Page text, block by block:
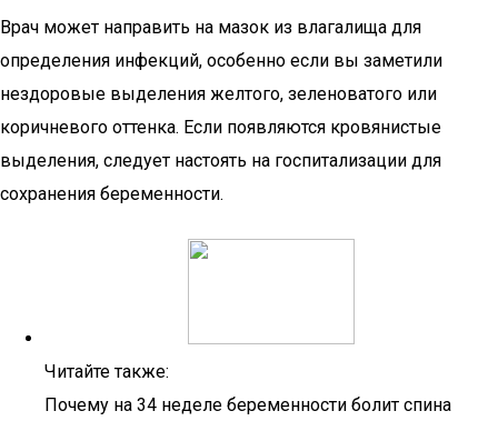
Врач может направить на мазок из влагалища для
определения инфекций, особенно если вы заметили
нездоровые выделения желтого, зеленоватого или
коричневого оттенка. Если появляются кровянистые
выделения, следует настоять на госпитализации для
сохранения беременности.
Читайте также:
Почему на 34 неделе беременности болит спина